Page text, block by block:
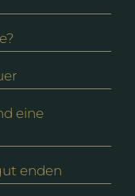
eine
enden